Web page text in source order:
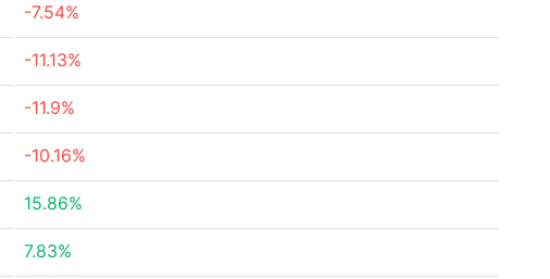
-7.54%
-11.13%
-11.9%
-10.16%
15.86%
7.83%